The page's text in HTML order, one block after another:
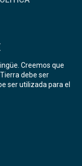
Creemos que
debe ser
ser utilizada para el